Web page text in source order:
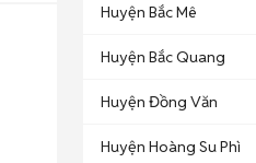
Huyện Bắc Mê
Huyện Bắc Quang
Huyện Đồng Văn
Huyện Hoàng Su Phì